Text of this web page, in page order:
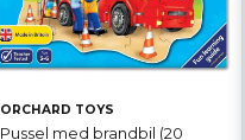
ORCHARD TOYS
Pussel med brandbil (20